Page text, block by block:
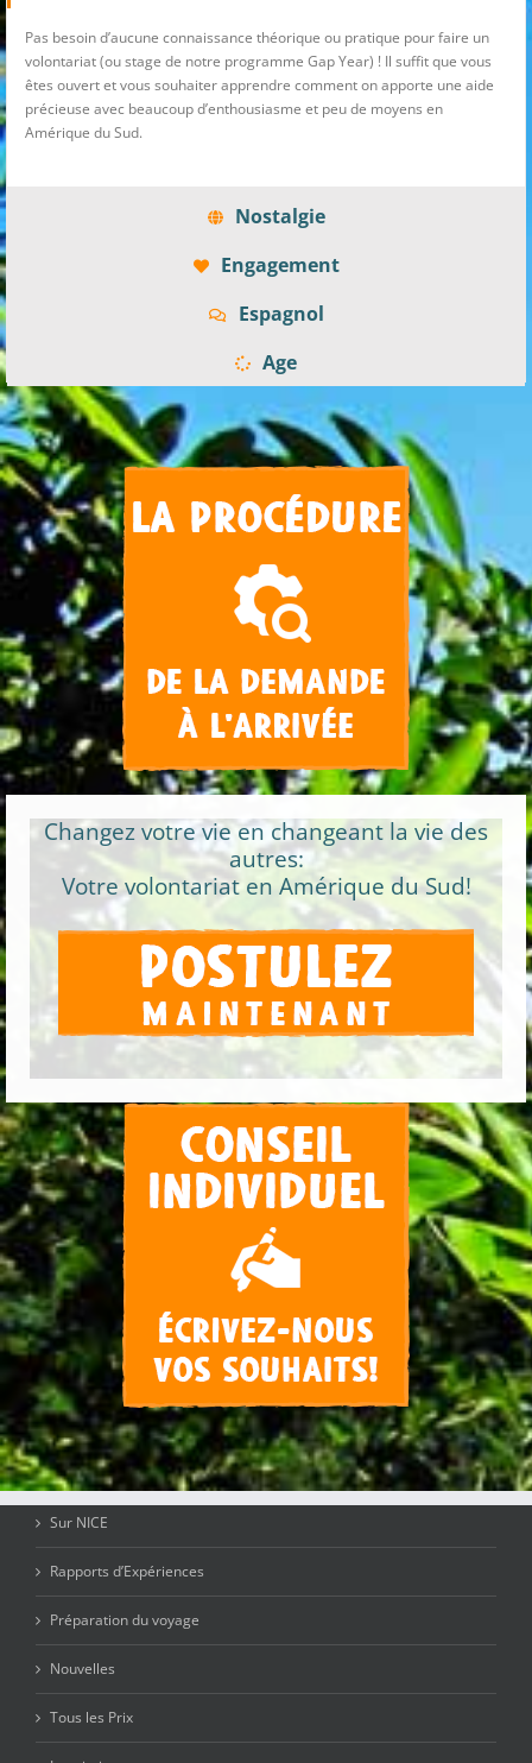
Pas besoin d’aucune connaissance théorique ou pratique pour faire un
volontariat (ou stage de notre programme Gap Year) ! Il suffit que vous
êtes ouvert et vous souhaiter apprendre comment on apporte une aide
précieuse avec beaucoup d’enthousiasme et peu de moyens en
Amérique du Sud.
Nostalgie
Engagement
Espagnol
Age
Changez votre vie en changeant la vie des
autres:
Votre volontariat en Amérique du Sud!
Sur NICE
Rapports d’Expériences
Préparation du voyage
Nouvelles
Tous les Prix